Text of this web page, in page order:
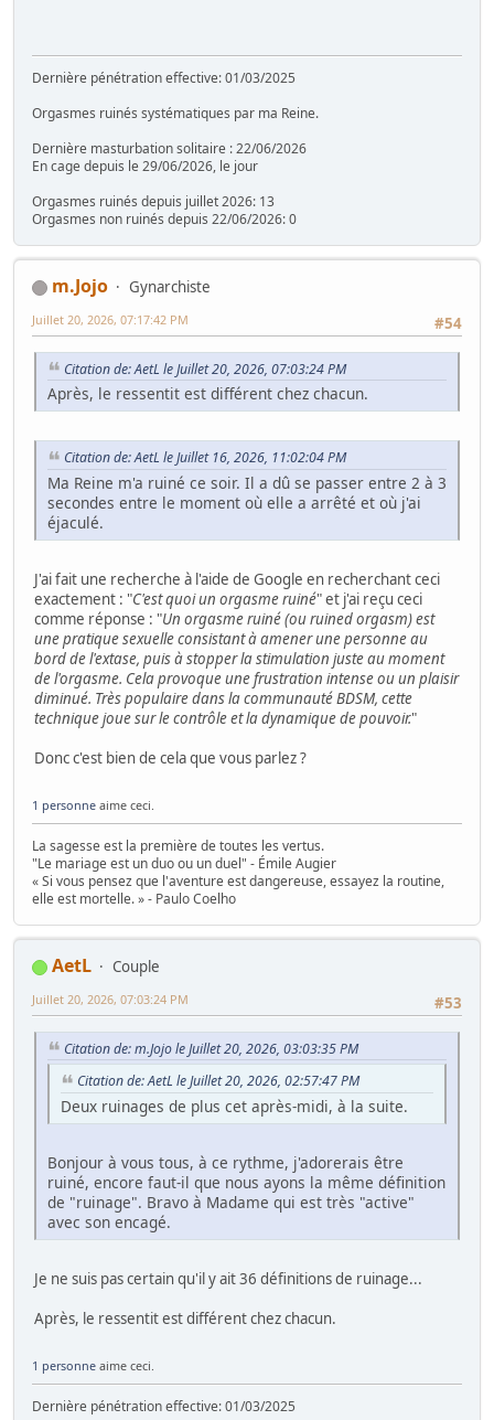
Dernière pénétration effective: 01/03/2025
Orgasmes ruinés systématiques par ma Reine.
Dernière masturbation solitaire : 22/06/2026
En cage depuis le 29/06/2026, le jour
Orgasmes ruinés depuis juillet 2026: 13
Orgasmes non ruinés depuis 22/06/2026: 0
m.Jojo
Gynarchiste
#54
Juillet 20, 2026, 07:17:42 PM
Citation de: AetL le Juillet 20, 2026, 07:03:24 PM
Après, le ressentit est différent chez chacun.
Citation de: AetL le Juillet 16, 2026, 11:02:04 PM
Ma Reine m'a ruiné ce soir. Il a dû se passer entre 2 à 3
secondes entre le moment où elle a arrêté et où j'ai
éjaculé.
J'ai fait une recherche à l'aide de Google en recherchant ceci
exactement : "C'est quoi un orgasme ruiné" et j'ai reçu ceci
comme réponse : "Un orgasme ruiné (ou ruined orgasm) est
une pratique sexuelle consistant à amener une personne au
bord de l'extase, puis à stopper la stimulation juste au moment
de l'orgasme. Cela provoque une frustration intense ou un plaisir
diminué. Très populaire dans la communauté BDSM, cette
technique joue sur le contrôle et la dynamique de pouvoir."
Donc c'est bien de cela que vous parlez ?
1 personne aime ceci.
La sagesse est la première de toutes les vertus.
"Le mariage est un duo ou un duel" - Émile Augier
« Si vous pensez que l'aventure est dangereuse, essayez la routine,
elle est mortelle. » - Paulo Coelho
AetL
Couple
#53
Juillet 20, 2026, 07:03:24 PM
Citation de: m.Jojo le Juillet 20, 2026, 03:03:35 PM
Citation de: AetL le Juillet 20, 2026, 02:57:47 PM
Deux ruinages de plus cet après-midi, à la suite.
Bonjour à vous tous, à ce rythme, j'adorerais être
ruiné, encore faut-il que nous ayons la même définition
de "ruinage". Bravo à Madame qui est très "active"
avec son encagé.
Je ne suis pas certain qu'il y ait 36 définitions de ruinage...
Après, le ressentit est différent chez chacun.
1 personne aime ceci.
Dernière pénétration effective: 01/03/2025